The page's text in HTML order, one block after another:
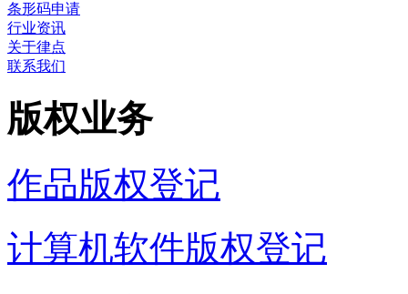
条形码申请
行业资讯
关于律点
联系我们
版权业务
作品版权登记
计算机软件版权登记